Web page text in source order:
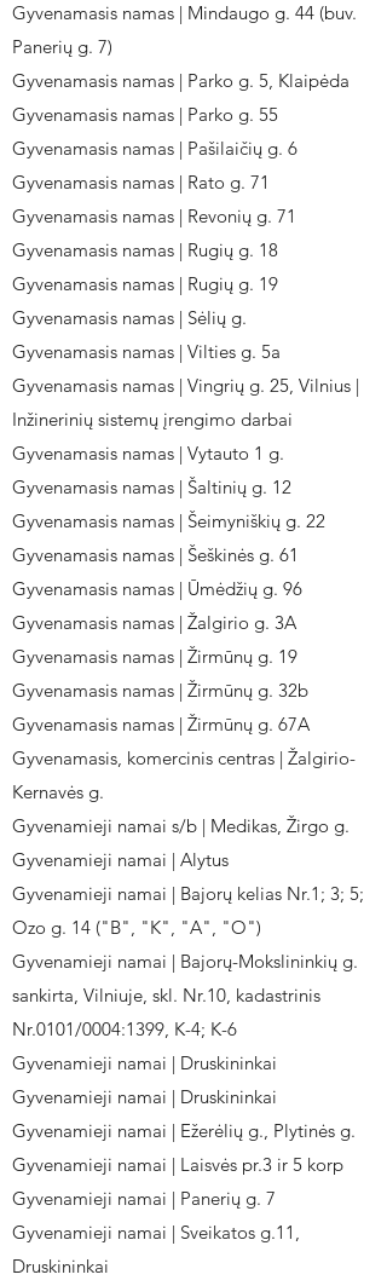
Gyvenamasis namas | Mindaugo g. 44 (buv.
Panerių g. 7)
Gyvenamasis namas | Parko g. 5, Klaipėda
Gyvenamasis namas | Parko g. 55
Gyvenamasis namas | Pašilaičių g. 6
Gyvenamasis namas | Rato g. 71
Gyvenamasis namas | Revonių g. 71
Gyvenamasis namas | Rugių g. 18
Gyvenamasis namas | Rugių g. 19
Gyvenamasis namas | Sėlių g.
Gyvenamasis namas | Vilties g. 5a
Gyvenamasis namas | Vingrių g. 25, Vilnius |
Inžinerinių sistemų įrengimo darbai
Gyvenamasis namas | Vytauto 1 g.
Gyvenamasis namas | Šaltinių g. 12
Gyvenamasis namas | Šeimyniškių g. 22
Gyvenamasis namas | Šeškinės g. 61
Gyvenamasis namas | Ūmėdžių g. 96
Gyvenamasis namas | Žalgirio g. 3A
Gyvenamasis namas | Žirmūnų g. 19
Gyvenamasis namas | Žirmūnų g. 32b
Gyvenamasis namas | Žirmūnų g. 67A
Gyvenamasis, komercinis centras | Žalgirio-
Kernavės g.
Gyvenamieji namai s/b | Medikas, Žirgo g.
Gyvenamieji namai | Alytus
Gyvenamieji namai | Bajorų kelias Nr.1; 3; 5;
Ozo g. 14 ("B", "K", "A", "O")
Gyvenamieji namai | Bajorų-Mokslininkių g.
sankirta, Vilniuje, skl. Nr.10, kadastrinis
Nr.0101/0004:1399, K-4; K-6
Gyvenamieji namai | Druskininkai
Gyvenamieji namai | Druskininkai
Gyvenamieji namai | Ežerėlių g., Plytinės g.
Gyvenamieji namai | Laisvės pr.3 ir 5 korp
Gyvenamieji namai | Panerių g. 7
Gyvenamieji namai | Sveikatos g.11,
Druskininkai